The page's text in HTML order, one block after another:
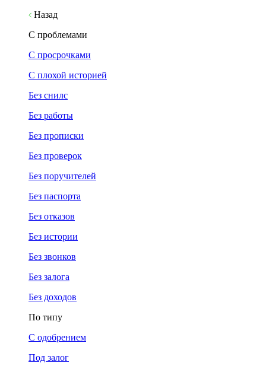
Назад
С проблемами
С просрочками
С плохой историей
Без снилс
Без работы
Без прописки
Без проверок
Без поручителей
Без паспорта
Без отказов
Без истории
Без звонков
Без залога
Без доходов
По типу
С одобрением
Под залог